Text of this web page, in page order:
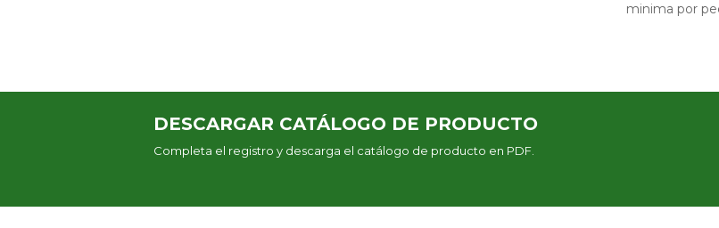
minima por
DESCARGAR CATÁLOGO DE PRODUCTO
Completa el registro y descarga el catálogo de producto en PDF.